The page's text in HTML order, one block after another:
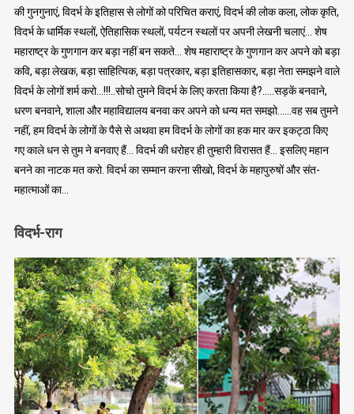
की गुनगुनाएं, विदर्भ के इतिहास से लोगों को परिचित कराएं, विदर्भ की लोक कला, लोक कृति,
विदर्भ के धार्मिक स्थलों, ऐतिहासिक स्थलों, पर्यटन स्थलों पर अपनी लेखनी चलाएं… शेष
महाराष्ट्र के गुणगान कर बड़ा नहीं बन सकते… शेष महाराष्ट्र के गुणगान कर अपने को बड़ा
कवि, बड़ा लेखक, बड़ा साहित्यिक, बड़ा पत्रकार, बड़ा इतिहासकार, बड़ा नेता समझने वाले
विदर्भ के लोगों शर्म करो…!!!..सोचो तुमने विदर्भ के लिए करता किया है?…..सड़कें बनवाने,
धरण बनवाने, शाला और महाविद्यालय बनवा कर अपने को धन्य मत समझो……वह सब तुमने
नहीं, हम विदर्भ के लोगों के पैसे से अथवा हम विदर्भ के लोगों का हक मार कर इकट्ठा किए
गए काले धन से तुम ने बनवाए हैं… विदर्भ की धरोहर ही तुम्हारी विरासत हैं… इसलिए महान
बनने का नाटक मत करो. विदर्भ का सम्मान करना सीखो, विदर्भ के महापुरुषों और संत-
महात्माओं का…
विदर्भ-राग